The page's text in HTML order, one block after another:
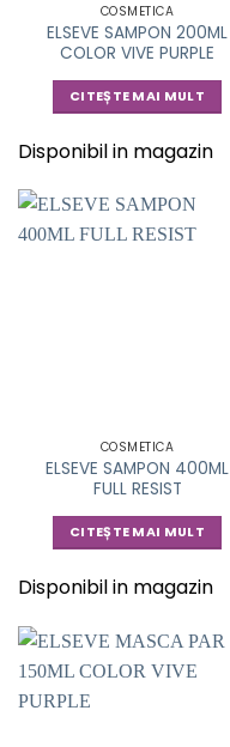
COSMETICA
ELSEVE SAMPON 200ML
COLOR VIVE PURPLE
CITEȘTE MAI MULT
Disponibil in magazin
COSMETICA
ELSEVE SAMPON 400ML
FULL RESIST
CITEȘTE MAI MULT
Disponibil in magazin